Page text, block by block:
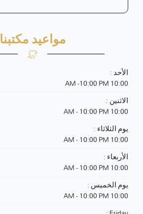
مواعيد مكتبنا
الأحد :
10:00 AM -10:00 PM
الاثنين :
10:00 AM - 10:00 PM
يوم الثلاثاء :
10:00 AM - 10:00 PM
الأربعاء :
10:00 AM - 10:00 PM
يوم الخميس :
10:00 AM - 10:00 PM